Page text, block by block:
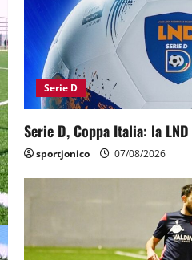
Serie D
Serie D, Coppa Italia: la
sportjonico 07/08/2026